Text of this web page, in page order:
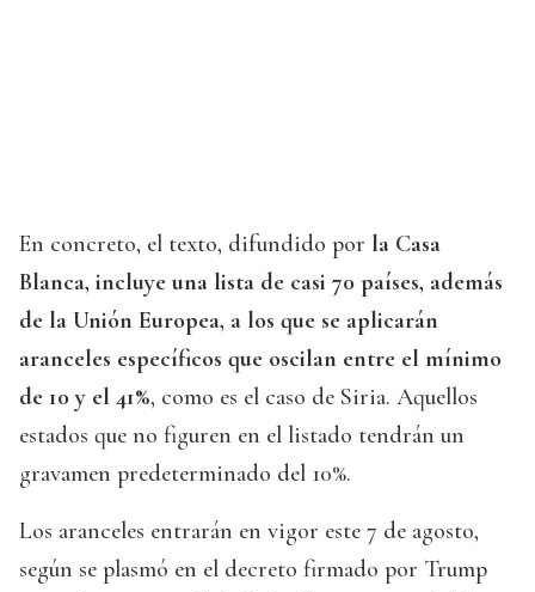
En concreto, el texto, difundido por la Casa
Blanca, incluye una lista de casi 70 países, además
de la Unión Europea, a los que se aplicarán
aranceles específicos que oscilan entre el mínimo
de 10 y el 41%, como es el caso de Siria. Aquellos
estados que no figuren en el listado tendrán un
gravamen predeterminado del 10%.
Los aranceles entrarán en vigor este 7 de agosto,
según se plasmó en el decreto firmado por Trump